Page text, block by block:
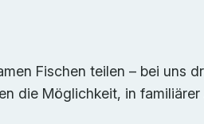
Fischen teilen – bei uns
die Möglichkeit, in